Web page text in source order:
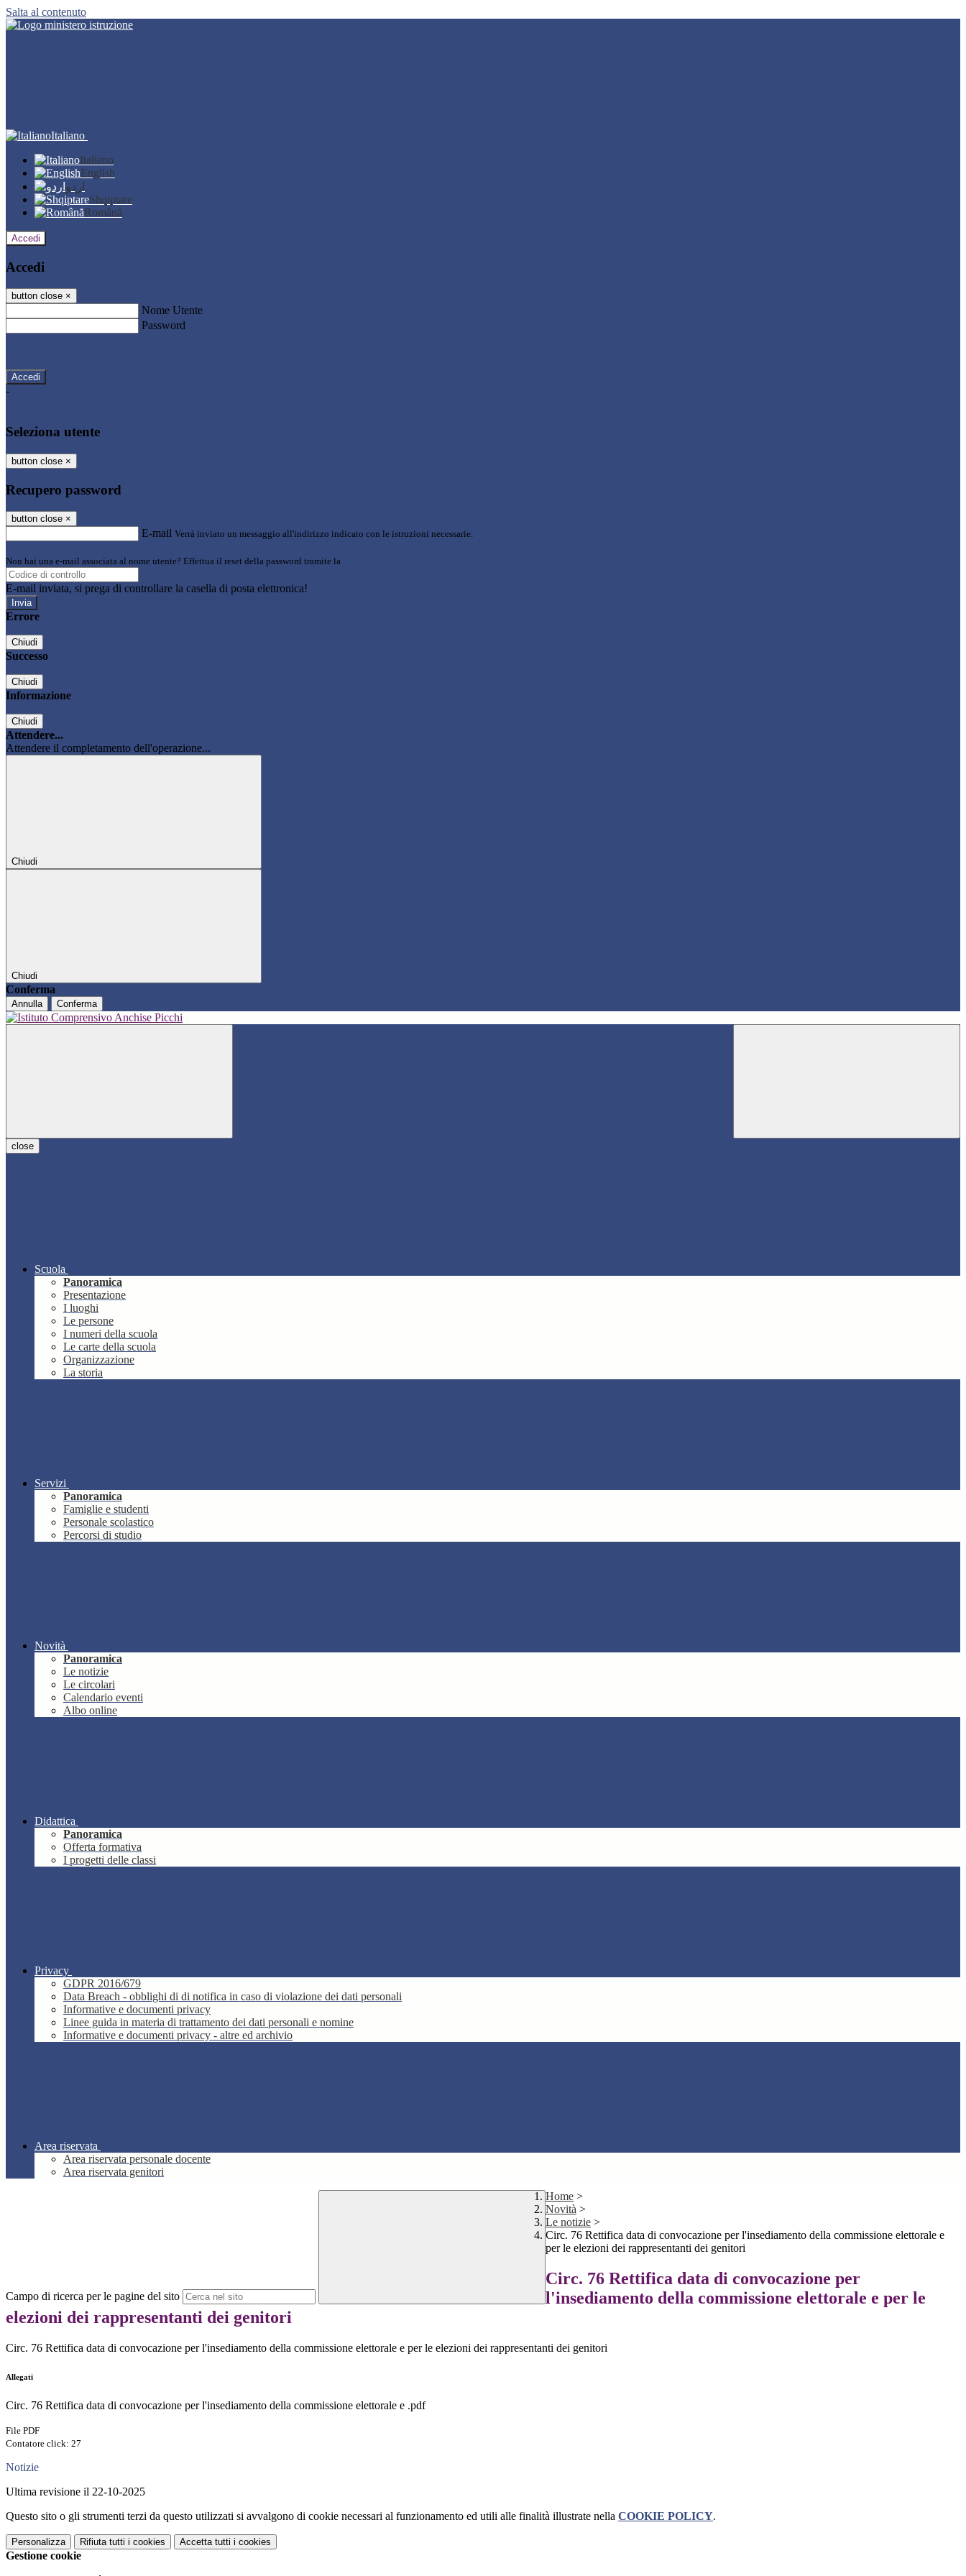
Salta al contenuto
Italiano
Italiano
English
اردو
Shqiptare
Română
Accedi
Accedi
button close ×
Nome Utente
Password
-
Seleziona utente
button close ×
Recupero password
button close ×
E-mail Verrà inviato un messaggio all'indirizzo indicato con le istruzioni necessarie.
Non hai una e-mail associata al nome utente? Effettua il reset della password tramite la
E-mail inviata, si prega di controllare la casella di posta elettronica!
Errore
Chiudi
Successo
Chiudi
Informazione
Chiudi
Attendere...
Attendere il completamento dell'operazione...
Chiudi
Chiudi
Conferma
Annulla Conferma
close
Scuola
Panoramica
Presentazione
I luoghi
Le persone
I numeri della scuola
Le carte della scuola
Organizzazione
La storia
Servizi
Panoramica
Famiglie e studenti
Personale scolastico
Percorsi di studio
Novità
Panoramica
Le notizie
Le circolari
Calendario eventi
Albo online
Didattica
Panoramica
Offerta formativa
I progetti delle classi
Privacy
GDPR 2016/679
Data Breach - obblighi di di notifica in caso di violazione dei dati personali
Informative e documenti privacy
Linee guida in materia di trattamento dei dati personali e nomine
Informative e documenti privacy - altre ed archivio
Area riservata
Area riservata personale docente
Area riservata genitori
Campo di ricerca per le pagine del sito
Home >
Novità >
Le notizie >
Circ. 76 Rettifica data di convocazione per l'insediamento della commissione elettorale e
per le elezioni dei rappresentanti dei genitori
Circ. 76 Rettifica data di convocazione per
l'insediamento della commissione elettorale e per le
elezioni dei rappresentanti dei genitori
Circ. 76 Rettifica data di convocazione per l'insediamento della commissione elettorale e per le elezioni dei rappresentanti dei genitori
Allegati
Circ. 76 Rettifica data di convocazione per l'insediamento della commissione elettorale e .pdf
File PDF
Contatore click: 27
Notizie
Ultima revisione il 22-10-2025
Questo sito o gli strumenti terzi da questo utilizzati si avvalgono di cookie necessari al funzionamento ed utili alle finalità illustrate nella COOKIE POLICY.
Personalizza Rifiuta tutti i cookies Accetta tutti i cookies
Gestione cookie